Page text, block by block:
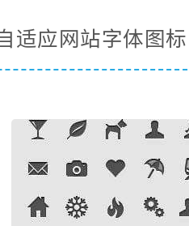
应网站字体图标